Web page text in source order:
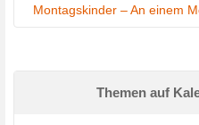
Montagskinder – An einem
Themen auf